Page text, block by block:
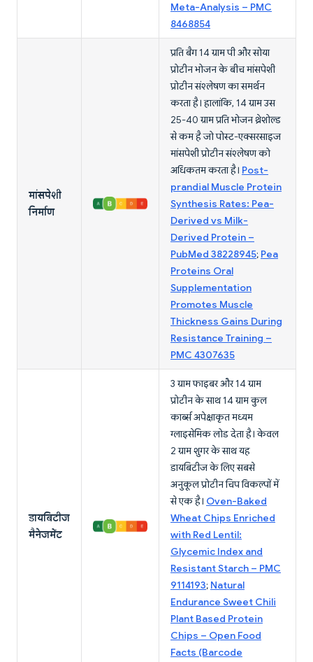
Meta-Analysis – PMC
8468854
मांसपेशी
निर्माण
प्रति बैग 14 ग्राम पी और सोया
प्रोटीन भोजन के बीच मांसपेशी
प्रोटीन संश्लेषण का समर्थन
करता है। हालांकि, 14 ग्राम उस
25-40 ग्राम प्रति भोजन थ्रेशोल्ड
से कम है जो पोस्ट-एक्सरसाइज
मांसपेशी प्रोटीन संश्लेषण को
अधिकतम करता है। Post-
prandial Muscle Protein
Synthesis Rates: Pea-
Derived vs Milk-
Derived Protein –
PubMed 38228945; Pea
Proteins Oral
Supplementation
Promotes Muscle
Thickness Gains During
Resistance Training –
PMC 4307635
डायबिटीज
मैनेजमेंट
3 ग्राम फाइबर और 14 ग्राम
प्रोटीन के साथ 14 ग्राम कुल
कार्ब्स अपेक्षाकृत मध्यम
ग्लाइसेमिक लोड देता है। केवल
2 ग्राम शुगर के साथ यह
डायबिटीज के लिए सबसे
अनुकूल प्रोटीन चिप विकल्पों में
से एक है। Oven-Baked
Wheat Chips Enriched
with Red Lentil:
Glycemic Index and
Resistant Starch – PMC
9114193; Natural
Endurance Sweet Chili
Plant Based Protein
Chips – Open Food
Facts (Barcode